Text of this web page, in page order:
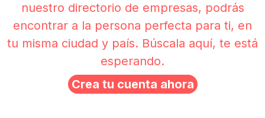
nuestro directorio de empresas, podrás
encontrar a la persona perfecta para ti, en
tu misma ciudad y país. Búscala aquí, te está
esperando.
Crea tu cuenta ahora